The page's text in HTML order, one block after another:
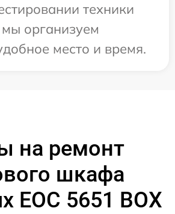
техники
организуем
место и время.
на ремонт
шкафа
EOC 5651 BOX